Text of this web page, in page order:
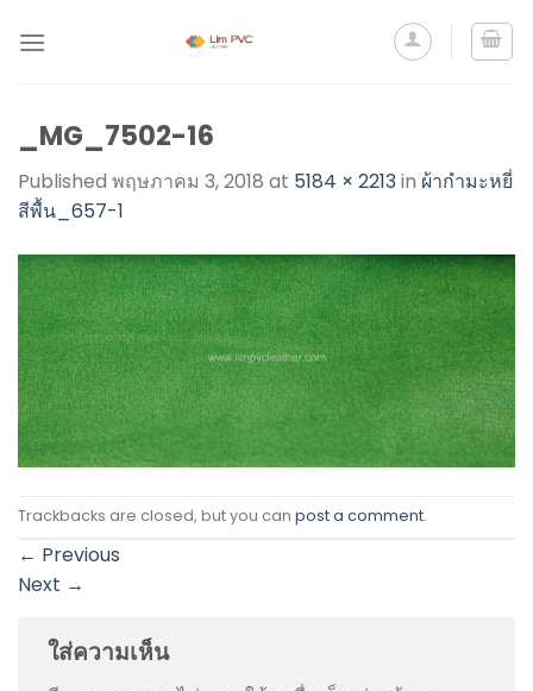
_MG_7502-16
Published พฤษภาคม 3, 2018 at 5184 × 2213in ผ้ากำมะหยี่
สีพื้น_657-1
Trackbacks are closed, but you can post a comment.
← Previous
Next →
ใส่ความเห็น